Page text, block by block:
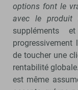
options font le
avec le produit
suppléments
de toucher une
rentabilité
est même